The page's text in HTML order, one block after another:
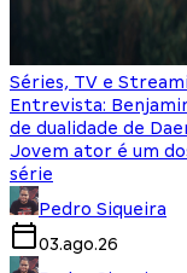
Séries, TV e
Entrevista:
de dualidade de
Jovem ator é um
série
Pedro Siqueira
03.ago.26